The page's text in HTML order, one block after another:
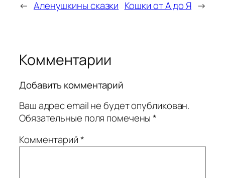
← Аленушкины сказки Кошки от А до Я →
Комментарии
Добавить комментарий
Ваш адрес email не будет опубликован.
Обязательные поля помечены*
Комментарий*